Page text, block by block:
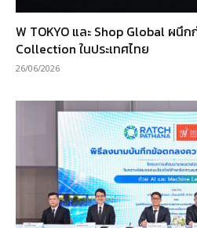
W TOKYO และ Shop Global ผนึ
Collection ในประเทศไทย
26/06/2026